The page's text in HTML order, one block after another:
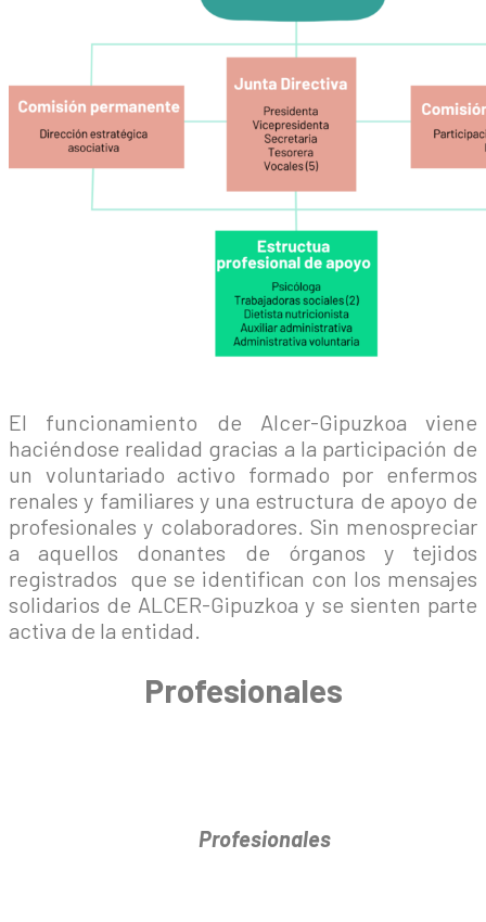
El funcionamiento de Alcer-Gipuzkoa viene
haciéndose realidad gracias a la participación de
un voluntariado activo formado por enfermos
renales y familiares y una estructura de apoyo de
profesionales y colaboradores. Sin menospreciar
a aquellos donantes de órganos y tejidos
registrados que se identifican con los mensajes
solidarios de ALCER-Gipuzkoa y se sienten parte
activa de la entidad.
Profesionales
Profesionales